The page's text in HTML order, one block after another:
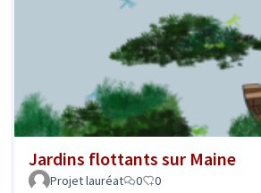
Jardins flottants sur Maine
Projet lauréat 0 0